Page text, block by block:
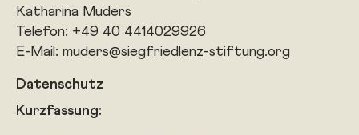
Katharina Muders
Telefon: +49 40 4414029926
E-Mail: muders@siegfriedlenz-stiftung.org
Datenschutz
Kurzfassung: